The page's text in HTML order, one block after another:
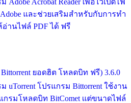
Acrobat Reader เพื่อไว้เปิดไฟ
และช่วยเสริมสำหรับกับการทำ
อ่านไฟล์ PDF ได้ ฟรี
ยอดฮิต โหลดบิท ฟรี) 3.6.0
uTorrent โปรแกรม Bittorrent ใช้งาน
กรมโหลดบิท BitComet แต่ขนาดไฟล์